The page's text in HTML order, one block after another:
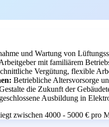
und Wartung von
mit familiärem
Vergütung, flexible
Betriebliche Altersvorsorge
die Zukunft der
Ausbildung in
zwischen 4000 - 5000 € pro